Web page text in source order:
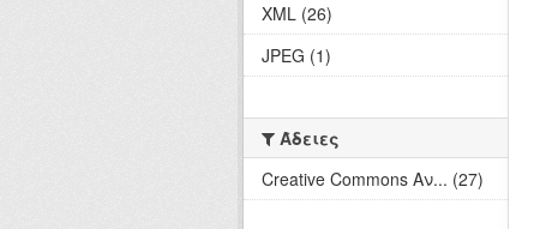
XML (26)
JPEG (1)
Άδειες
Creative Commons Αν... (27)